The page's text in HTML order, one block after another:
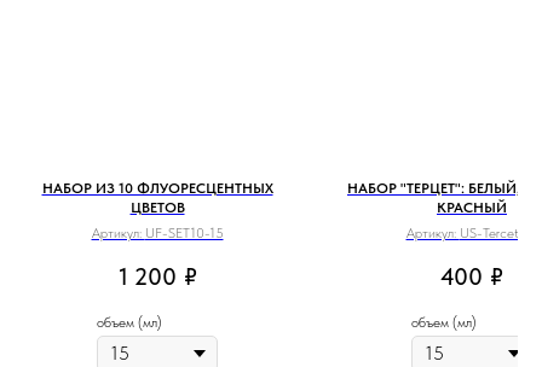
НАБОР ИЗ 10 ФЛУОРЕСЦЕНТНЫХ
ЦВЕТОВ
Артикул: UF-SET10-15
1 200 ₽
объем (мл)
НАБОР "ТЕРЦЕТ": БЕЛЫЙ,
КРАСНЫЙ
Артикул: US-Tercet-15
400 ₽
объем (мл)